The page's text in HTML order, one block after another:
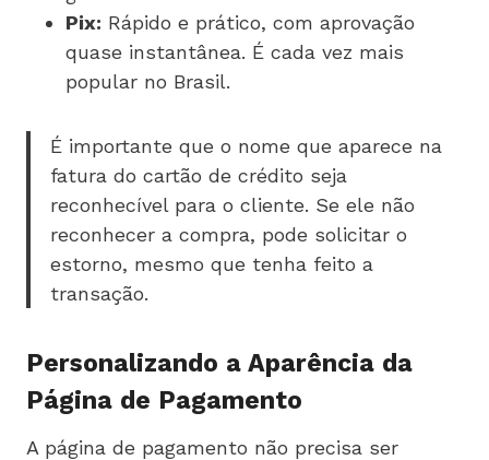
Pix: Rápido e prático, com aprovação
quase instantânea. É cada vez mais
popular no Brasil.
É importante que o nome que aparece na
fatura do cartão de crédito seja
reconhecível para o cliente. Se ele não
reconhecer a compra, pode solicitar o
estorno, mesmo que tenha feito a
transação.
Personalizando a Aparência da
Página de Pagamento
A página de pagamento não precisa ser